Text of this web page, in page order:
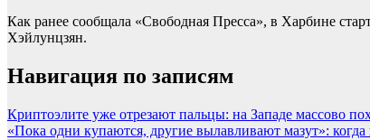
Как ранее сообщала «Свободная Пресса», в Харбине
Хэйлунцзян.
Навигация по записям
Криптоэлите уже отрезают пальцы: на Западе массово
«Пока одни купаются, другие вылавливают мазут»: